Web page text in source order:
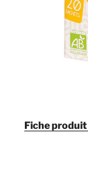
Fiche produit